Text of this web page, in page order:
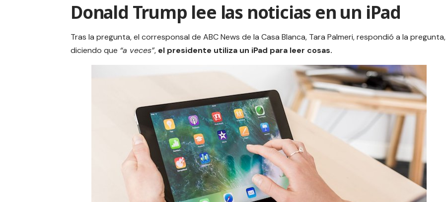
Donald Trump lee las noticias en un iPad
Tras la pregunta, el corresponsal de ABC News de la Casa Blanca, Tara Palmeri, respondió a la pregunta,
diciendo que “a veces”, el presidente utiliza un iPad para leer cosas.